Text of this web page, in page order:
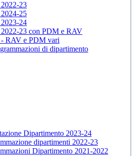
23
25
24
23 con PDM e RAV
RAV e PDM vari
di dipartimento
Dipartimento 2023-24
dipartimenti 2022-23
Dipartimento 2021-2022